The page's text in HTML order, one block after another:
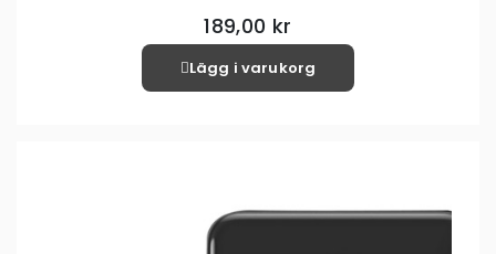
189,00 kr
Lägg i varukorg